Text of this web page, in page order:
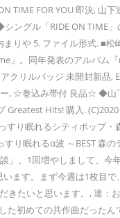
FOR YOU 即決, 山
ングル「RIDE ON
や 5. ファイル形式. ■松
。同年発表のアルバム
クリルバッジ 未開封新品
, ☆巻込み帯付 良品☆ ◆
Hits! 購入.
り眠れるシティポップ
り眠れるα波 ～BEST 森
、1回増やしまして、
ます。まず今週は1枚目
きたいと思います。, 達
初めての共作曲だった